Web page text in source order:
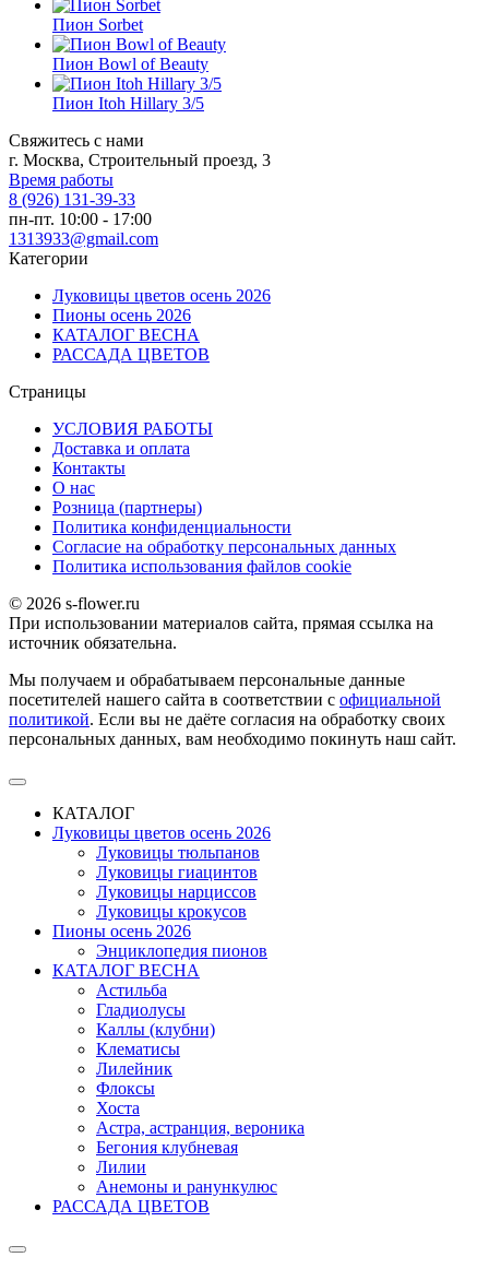
Пион Sorbet
Пион Bowl of Beauty
Пион Itoh Hillary 3/5
Свяжитесь с нами
г. Москва, Строительный проезд, 3
Время работы
8 (926) 131-39-33
пн-пт. 10:00 - 17:00
1313933@gmail.com
Категории
Луковицы цветов осень 2026
Пионы осень 2026
КАТАЛОГ ВЕСНА
РАССАДА ЦВЕТОВ
Страницы
УСЛОВИЯ РАБОТЫ
Доставка и оплата
Контакты
О наc
Розница (партнеры)
Политика конфиденциальности
Согласие на обработку персональных данных
Политика использования файлов сookie
© 2026 s-flower.ru
При использовании материалов сайта, прямая ссылка на
источник обязательна.
Мы получаем и обрабатываем персональные данные
посетителей нашего сайта в соответствии с официальной
политикой. Если вы не даёте согласия на обработку своих
персональных данных, вам необходимо покинуть наш сайт.
КАТАЛОГ
Луковицы цветов осень 2026
Луковицы тюльпанов
Луковицы гиацинтов
Луковицы нарциссов
Луковицы крокусов
Пионы осень 2026
Энциклопедия пионов
КАТАЛОГ ВЕСНА
Астильба
Гладиолусы
Каллы (клубни)
Клематисы
Лилейник
Флоксы
Хоста
Астра, астранция, вероника
Бегония клубневая
Лилии
Анемоны и ранункулюс
РАССАДА ЦВЕТОВ